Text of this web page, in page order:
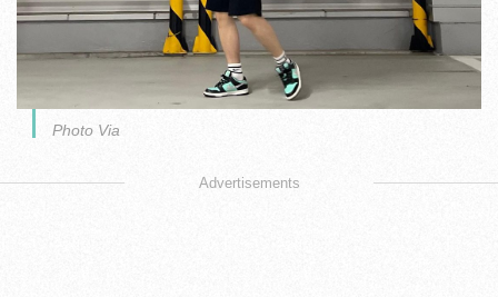
Photo Via
Advertisements